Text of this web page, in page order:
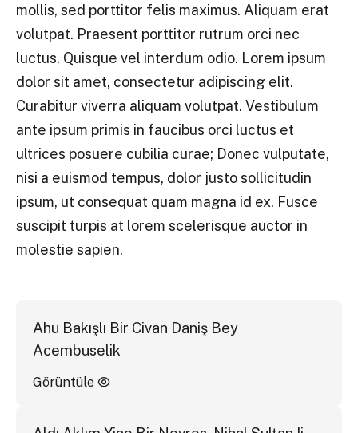
mollis, sed porttitor felis maximus. Aliquam erat
volutpat. Praesent porttitor rutrum orci nec
luctus. Quisque vel interdum odio. Lorem ipsum
dolor sit amet, consectetur adipiscing elit.
Curabitur viverra aliquam volutpat. Vestibulum
ante ipsum primis in faucibus orci luctus et
ultrices posuere cubilia curae; Donec vulputate,
nisi a euismod tempus, dolor justo sollicitudin
ipsum, ut consequat quam magna id ex. Fusce
suscipit turpis at lorem scelerisque auctor in
molestie sapien.
Ahu Bakışlı Bir Civan Daniş Bey
Acembuselik
Görüntüle